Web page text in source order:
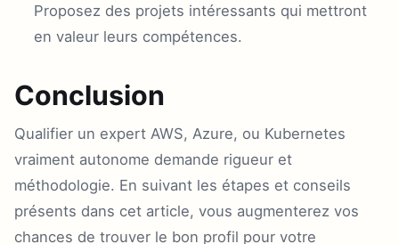
Proposez des projets intéressants qui mettront
en valeur leurs compétences.
Conclusion
Qualifier un expert AWS, Azure, ou Kubernetes
vraiment autonome demande rigueur et
méthodologie. En suivant les étapes et conseils
présents dans cet article, vous augmenterez vos
chances de trouver le bon profil pour votre